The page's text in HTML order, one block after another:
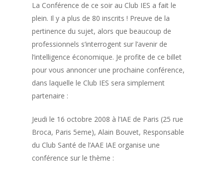
La Conférence de ce soir au Club IES a fait le
plein. Il y a plus de 80 inscrits ! Preuve de la
pertinence du sujet, alors que beaucoup de
professionnels s’interrogent sur l’avenir de
l’intelligence économique. Je profite de ce billet
pour vous annoncer une prochaine conférence,
dans laquelle le Club IES sera simplement
partenaire :
Jeudi le 16 octobre 2008 à l’IAE de Paris (25 rue
Broca, Paris 5eme), Alain Bouvet, Responsable
du Club Santé de l’AAE IAE organise une
conférence sur le thème :